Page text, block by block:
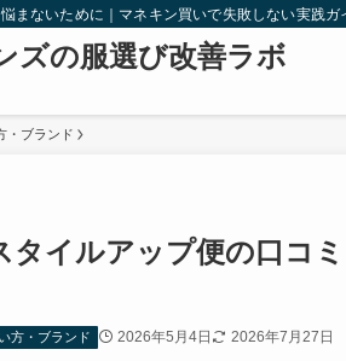
まないために｜マネキン買いで失敗しない実践ガ
ズの服選び改善ラボ
・ブランド
タイルアップ便の口コ
方・ブランド 2026年5月4日 2026年7月27日